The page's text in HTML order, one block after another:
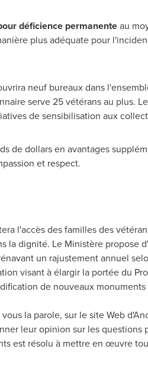
déficience permanenteau
plus adéquate pour
neuf bureaux dans
serve 25 vétérans au plus.
de sensibilisation aux
de dollars en avantages
et respect.
l'accès des familles des
la dignité. Le Ministère propose
un rajustement annuel
visant à élargir la portée du
de nouveaux
la parole, sur le site Web
leur opinion sur les questions
est résolu à mettre en œuvre